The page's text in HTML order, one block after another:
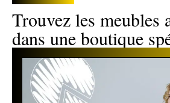
Trouvez les meubles
dans une boutique